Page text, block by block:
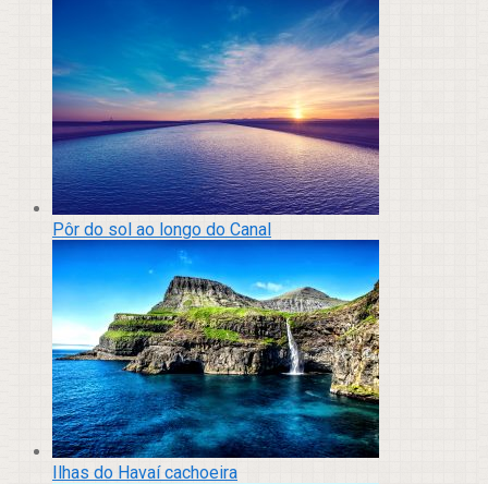
Pôr do sol ao longo do Canal
Ilhas do Havaí cachoeira